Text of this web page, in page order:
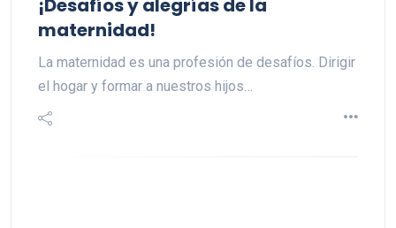
¡Desafíos y alegrías de la
maternidad!
La maternidad es una profesión de desafíos. Dirigir
el hogar y formar a nuestros hijos…